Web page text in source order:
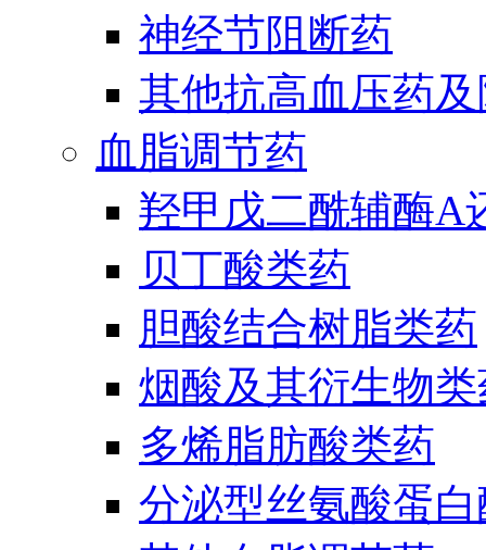
神经节阻断药
其他抗高血压药
血脂调节药
羟甲戊二酰辅酶A
贝丁酸类药
胆酸结合树脂类药
烟酸及其衍生物
多烯脂肪酸类药
分泌型丝氨酸蛋